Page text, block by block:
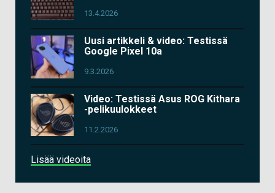
13.4.2026
Uusi artikkeli & video: Testissä
Google Pixel 10a
9.3.2026
Video: Testissä Asus ROG Kithara
-pelikuulokkeet
11.2.2026
Lisää videoita